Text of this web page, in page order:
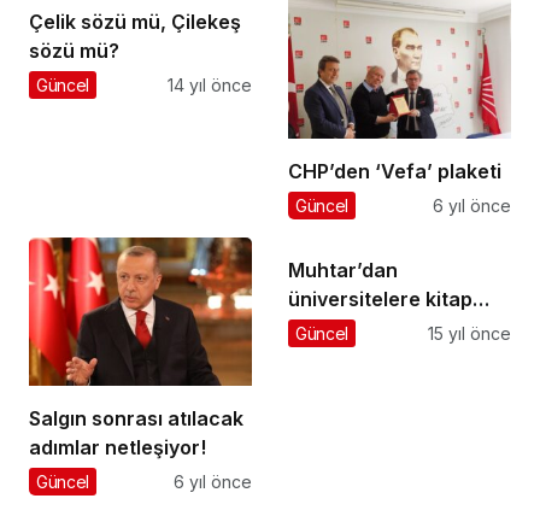
Çelik sözü mü, Çilekeş
sözü mü?
Güncel 14 yıl önce
CHP’den ‘Vefa’ plaketi
Güncel 6 yıl önce
Salgın sonrası atılacak
adımlar netleşiyor!
Güncel 6 yıl önce
Muhtar’dan
üniversitelere kitap
desteği
Güncel 15 yıl önce